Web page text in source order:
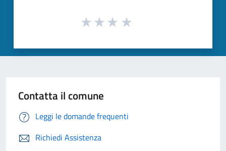
Contatta il comune
Leggi le domande frequenti
Richiedi Assistenza